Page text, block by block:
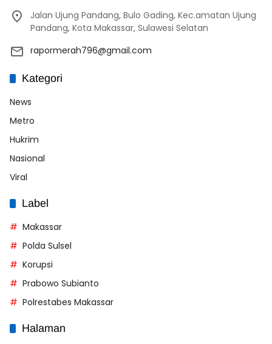
Jalan Ujung Pandang, Bulo Gading, Kec.amatan Ujung
Pandang, Kota Makassar, Sulawesi Selatan
rapormerah796@gmail.com
Kategori
News
Metro
Hukrim
Nasional
Viral
Label
Makassar
Polda Sulsel
Korupsi
Prabowo Subianto
Polrestabes Makassar
Halaman